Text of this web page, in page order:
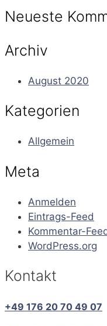
Neueste
Archiv
August 2020
Kategorien
Allgemein
Meta
Anmelden
Eintrags-Feed
Kommentar-
WordPress.org
Kontakt
+49 176 20 70 49 07